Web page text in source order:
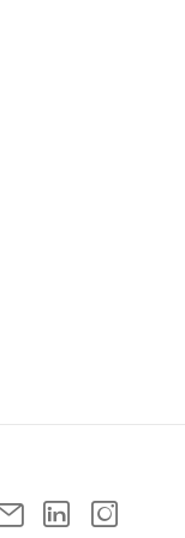
NewsletterLinkedln